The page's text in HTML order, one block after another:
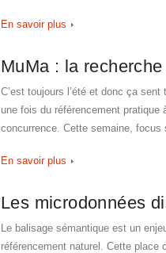
En savoir plus
MuMa : la
C’est toujours l’été et donc ça
une fois du référencement
concurrence. Cette semaine, focus
En savoir plus
Les microdonnées
Le balisage sémantique est un
référencement naturel. Cette place